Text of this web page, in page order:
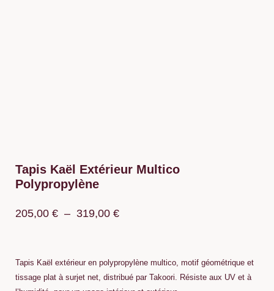
Tapis Kaël Extérieur Multico
Polypropylène
205,00 € – 319,00 €Plage
205,00 €
Tapis Kaël extérieur en polypropylène multico, motif géométrique et
tissage plat à surjet net, distribué par Takoori. Résiste aux UV et à